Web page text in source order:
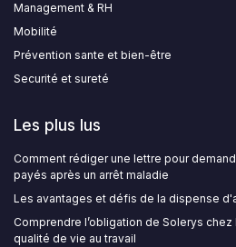
Management & RH
Mobilité
Prévention sante et bien-être
Securité et sureté
Les plus lus
Comment rédiger une lettre pour
payés après un arrêt maladie
Les avantages et défis de la dispense
Comprendre l’obligation de Solerys
qualité de vie au travail